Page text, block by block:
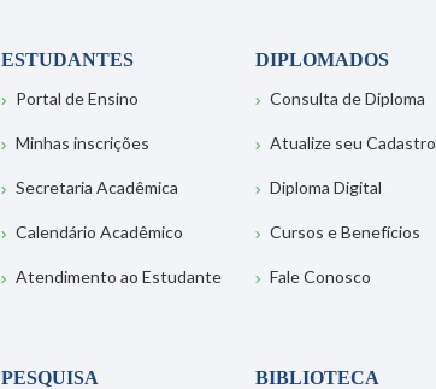
ESTUDANTES
Portal de Ensino
Minhas inscrições
Secretaria Acadêmica
Calendário Acadêmico
Atendimento ao Estudante
DIPLOMADOS
Consulta de Diploma
Atualize seu Cadastro
Diploma Digital
Cursos e Benefícios
Fale Conosco
PESQUISA
BIBLIOTECA